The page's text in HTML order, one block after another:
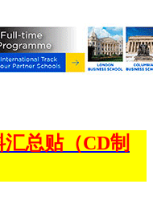
总贴（CD制